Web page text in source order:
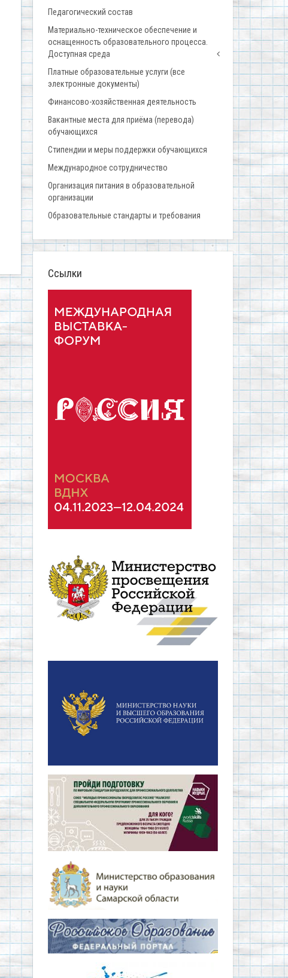
Педагогический состав
Материально-техническое обеспечение и
оснащенность образовательного процесса.
Доступная среда
Платные образовательные услуги (все
электронные документы)
Финансово-хозяйственная деятельность
Вакантные места для приёма (перевода)
обучающихся
Стипендии и меры поддержки обучающихся
Международное сотрудничество
Организация питания в образовательной
организации
Образовательные стандарты и требования
Ссылки